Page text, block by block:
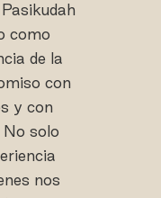
como
de la
con
y con
No solo
nos